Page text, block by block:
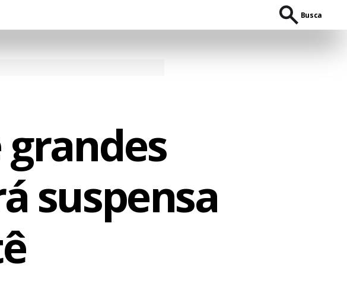
Busca
grandes
suspensa